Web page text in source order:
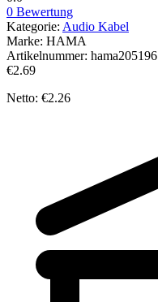
0 Bewertung
Kategorie: Audio Kabel
Marke: HAMA
Artikelnummer: hama205196
€2.69
Netto: €2.26